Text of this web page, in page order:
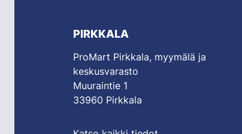
PIRKKALA
ProMart Pirkkala, myymälä ja
keskusvarasto
Muuraintie 1
33960 Pirkkala